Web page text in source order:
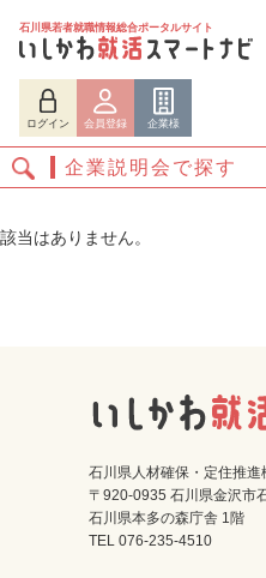
石川県若者就職情報総合ポータルサイト
ログイン 会員登録 企業様
ログイン
企業説明会で探す
該当はありません。
石川県人材確保・定住推進
〒920-0935 石川県金沢市
石川県本多の森庁舎 1階
TEL 076-235-4510